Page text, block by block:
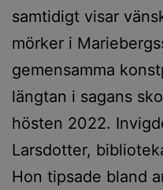
samtidigt visar
mörker i
gemensamma
längtan i sagans
hösten 2022.
Larsdotter,
Hon tipsade bland